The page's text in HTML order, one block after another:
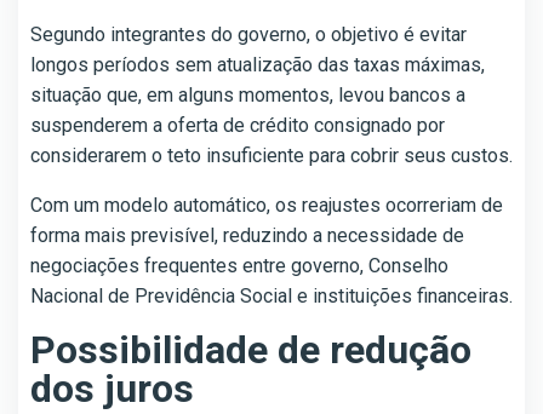
Segundo integrantes do governo, o objetivo é evitar
longos períodos sem atualização das taxas máximas,
situação que, em alguns momentos, levou bancos a
suspenderem a oferta de crédito consignado por
considerarem o teto insuficiente para cobrir seus custos.
Com um modelo automático, os reajustes ocorreriam de
forma mais previsível, reduzindo a necessidade de
negociações frequentes entre governo, Conselho
Nacional de Previdência Social e instituições financeiras.
Possibilidade de redução
dos juros